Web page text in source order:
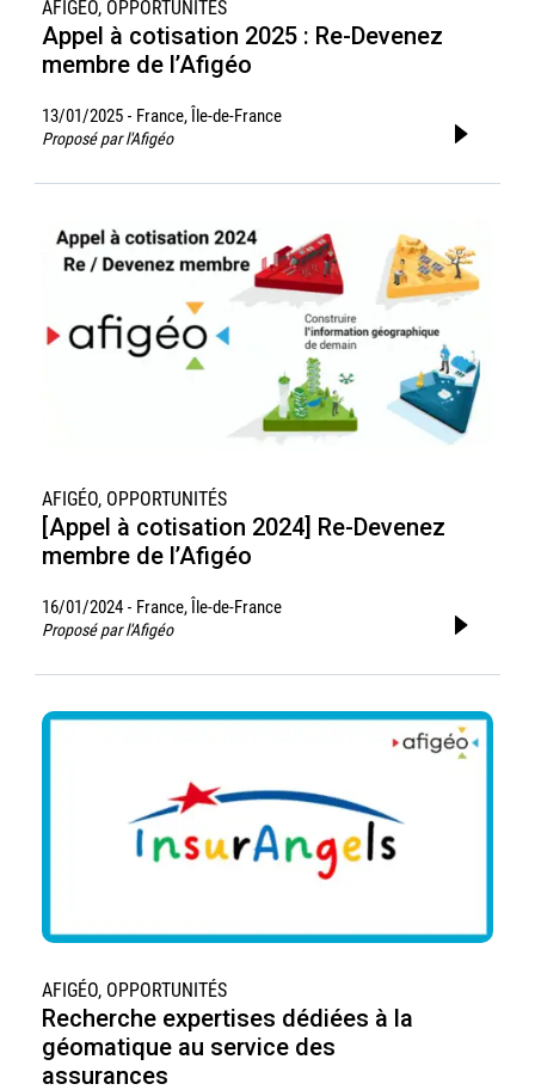
AFIGÉO, OPPORTUNITÉS
Appel à cotisation 2025 : Re-Devenez
membre de l’Afigéo
13/01/2025 - France, Île-de-France
Proposé par l'Afigéo
AFIGÉO, OPPORTUNITÉS
[Appel à cotisation 2024] Re-Devenez
membre de l’Afigéo
16/01/2024 - France, Île-de-France
Proposé par l'Afigéo
AFIGÉO, OPPORTUNITÉS
Recherche expertises dédiées à la
géomatique au service des
assurances